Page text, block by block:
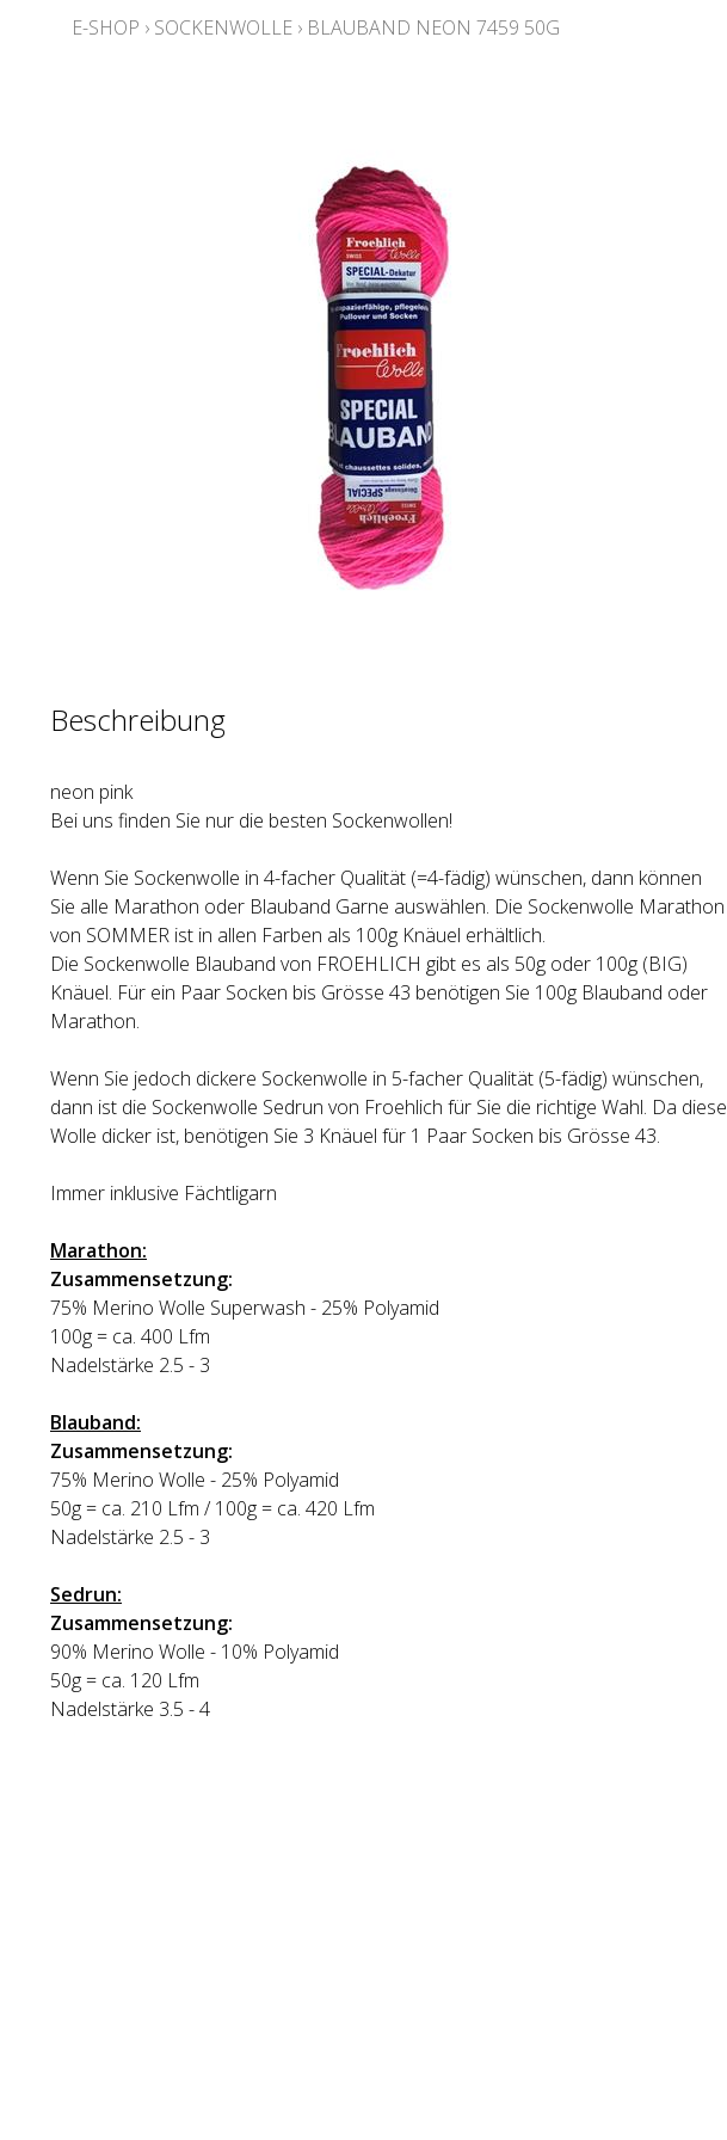
E-SHOP › SOCKENWOLLE › BLAUBAND NEON 7459 50G
Beschreibung
neon pink
Bei uns finden Sie nur die besten Sockenwollen!
Wenn Sie Sockenwolle in 4-facher Qualität (=4-fädig) wünschen, dann können
Sie alle Marathon oder Blauband Garne auswählen. Die Sockenwolle Marathon
von SOMMER ist in allen Farben als 100g Knäuel erhältlich.
Die Sockenwolle Blauband von FROEHLICH gibt es als 50g oder 100g (BIG)
Knäuel. Für ein Paar Socken bis Grösse 43 benötigen Sie 100g Blauband oder
Marathon.
Wenn Sie jedoch dickere Sockenwolle in 5-facher Qualität (5-fädig) wünschen,
dann ist die Sockenwolle Sedrun von Froehlich für Sie die richtige Wahl. Da diese
Wolle dicker ist, benötigen Sie 3 Knäuel für 1 Paar Socken bis Grösse 43.
Immer inklusive Fächtligarn
Marathon:
Zusammensetzung:
75% Merino Wolle Superwash - 25% Polyamid
100g = ca. 400 Lfm
Nadelstärke 2.5 - 3
Blauband:
Zusammensetzung:
75% Merino Wolle - 25% Polyamid
50g = ca. 210 Lfm / 100g = ca. 420 Lfm
Nadelstärke 2.5 - 3
Sedrun:
Zusammensetzung:
90% Merino Wolle - 10% Polyamid
50g = ca. 120 Lfm
Nadelstärke 3.5 - 4